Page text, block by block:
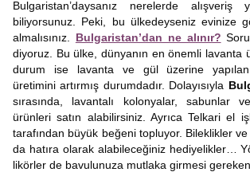
Bulgaristan’daysanız nerelerde alışveriş
biliyorsunuz. Peki, bu ülkedeyseniz evinize
almalısınız. Bulgaristan’dan ne alınır?
diyoruz. Bu ülke, dünyanın en önemli lavanta
durum ise lavanta ve gül üzerine
üretimini artırmış durumdadır. Dolayısıyla
sırasında, lavantalı kolonyalar, sabunlar
ürünleri satın alabilirsiniz. Ayrıca Telkari el
tarafından büyük beğeni topluyor. Bileklikler ve
da hatıra olarak alabileceğiniz hediyelikler…
likörler de bavulunuza mutlaka girmesi